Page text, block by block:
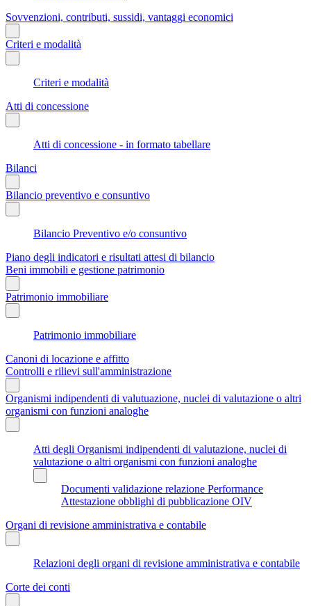
Sovvenzioni, contributi, sussidi, vantaggi economici
Criteri e modalità
Criteri e modalità
Atti di concessione
Atti di concessione - in formato tabellare
Bilanci
Bilancio preventivo e consuntivo
Bilancio Preventivo e/o consuntivo
Piano degli indicatori e risultati attesi di bilancio
Beni immobili e gestione patrimonio
Patrimonio immobiliare
Patrimonio immobiliare
Canoni di locazione e affitto
Controlli e rilievi sull'amministrazione
Organismi indipendenti di valutuazione, nuclei di valutazione o altri
organismi con funzioni analoghe
Atti degli Organismi indipendenti di valutazione, nuclei di
valutazione o altri organismi con funzioni analoghe
Documenti validazione relazione Performance
Attestazione obblighi di pubblicazione OIV
Organi di revisione amministrativa e contabile
Relazioni degli organi di revisione amministrativa e contabile
Corte dei conti